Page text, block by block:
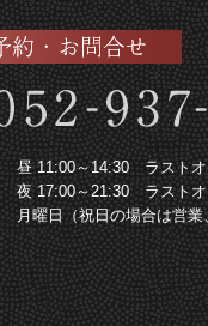
昼 11:00～14:30 ラストオ
夜 17:00～21:30 ラストオ
月曜日（祝日の場合は営